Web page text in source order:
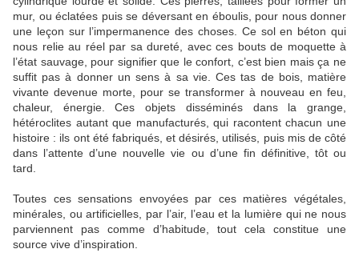
mur, ou éclatées puis se déversant en éboulis, pour nous donner
une leçon sur l’impermanence des choses. Ce sol en béton qui
nous relie au réel par sa dureté, avec ces bouts de moquette à
l’état sauvage, pour signifier que le confort, c’est bien mais ça ne
suffit pas à donner un sens à sa vie. Ces tas de bois, matière
vivante devenue morte, pour se transformer à nouveau en feu,
chaleur, énergie. Ces objets disséminés dans la grange,
hétéroclites autant que manufacturés, qui racontent chacun une
histoire : ils ont été fabriqués, et désirés, utilisés, puis mis de côté
dans l’attente d’une nouvelle vie ou d’une fin définitive, tôt ou
tard.
Toutes ces sensations envoyées par ces matières végétales,
minérales, ou artificielles, par l’air, l’eau et la lumière qui ne nous
parviennent pas comme d’habitude, tout cela constitue une
source vive d’inspiration.